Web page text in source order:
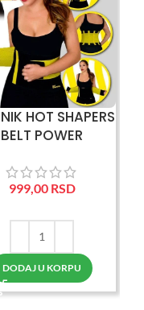
HOT SHAPERS
BELT POWER
999,00 RSD
DODAJ U KORPU